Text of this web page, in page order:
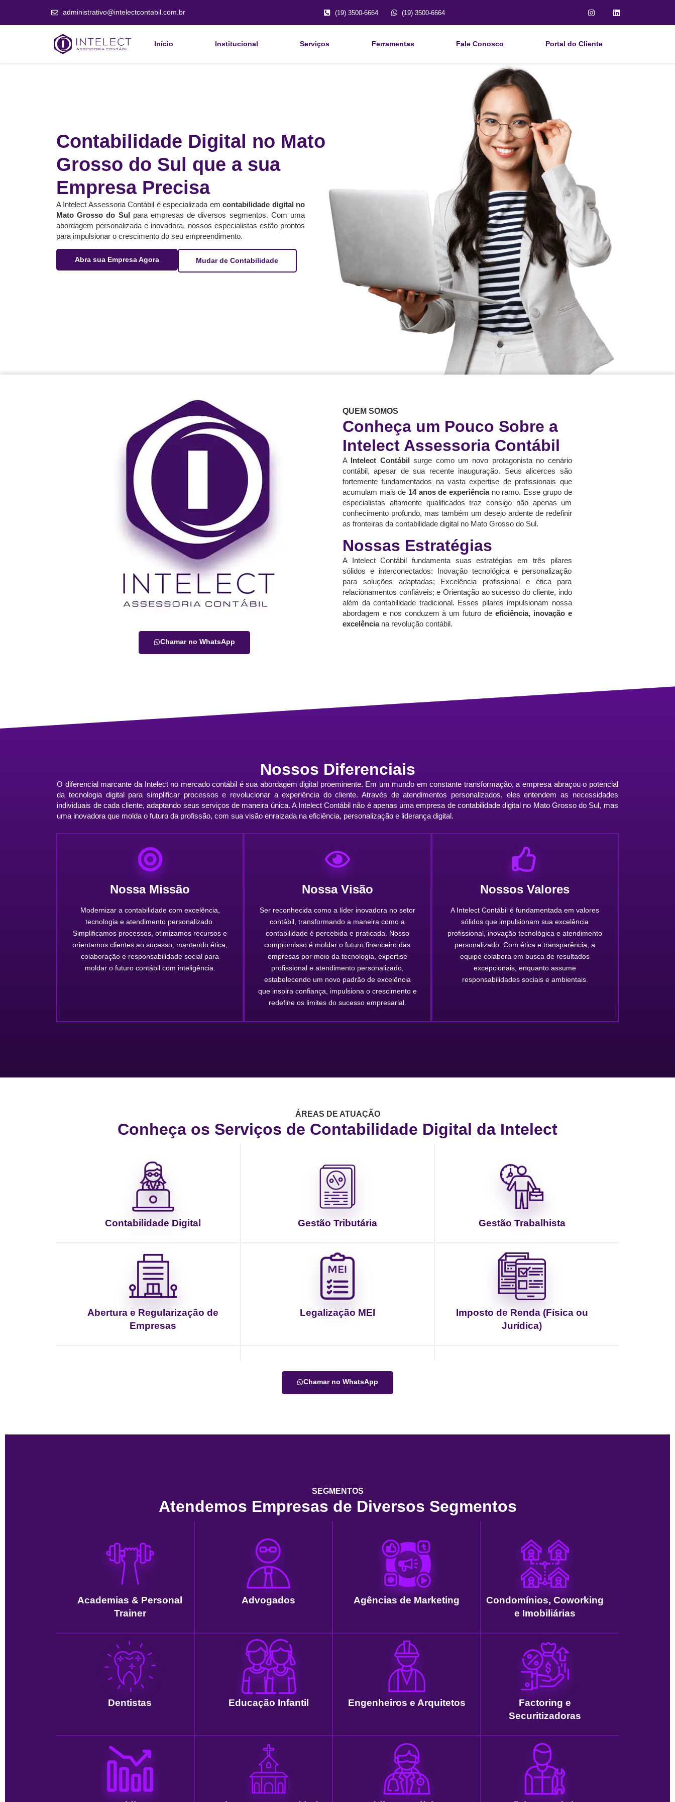
administrativo@intelectcontabil.com.br (19) 3500-6664 (19) 3500-6664
Início Institucional Serviços Ferramentas Fale Conosco Portal do Cliente
Contabilidade Digital no Mato
Grosso do Sul que a sua
Empresa Precisa
A Intelect Assessoria Contábil é especializada emcontabilidade digital no
Mato Grosso do Sul para empresas de diversos segmentos. Com uma
abordagem personalizada e inovadora, nossos especialistas estão prontos
para impulsionar o crescimento do seu empreendimento.
Abra sua Empresa Agora Mudar de Contabilidade
Chamar no WhatsApp
QUEM SOMOS
Conheça um Pouco Sobre a
Intelect Assessoria Contábil
A Intelect Contábil surge como um novo protagonista no cenário
contábil, apesar de sua recente inauguração. Seus alicerces são
fortemente fundamentados na vasta expertise de profissionais que
acumulam mais de 14 anos de experiênciano ramo. Esse grupo de
especialistas altamente qualificados traz consigo não apenas um
conhecimento profundo, mas também um desejo ardente de redefinir
as fronteiras da contabilidade digital no Mato Grosso do Sul.
Nossas Estratégias
A Intelect Contábil fundamenta suas estratégias em três pilares
sólidos e interconectados: Inovação tecnológica e personalização
para soluções adaptadas; Excelência profissional e ética para
relacionamentos confiáveis; e Orientação ao sucesso do cliente, indo
além da contabilidade tradicional. Esses pilares impulsionam nossa
abordagem e nos conduzem à um futuro de eficiência, inovação e
excelênciana revolução contábil.
Nossos Diferenciais
O diferencial marcante da Intelect no mercado contábil é sua abordagem digital proeminente. Em um mundo em constante transformação, a empresa abraçou o potencial
da tecnologia digital para simplificar processos e revolucionar a experiência do cliente. Através de atendimentos personalizados, eles entendem as necessidades
individuais de cada cliente, adaptando seus serviços de maneira única. A Intelect Contábil não é apenas uma empresa de contabilidade digital no Mato Grosso do Sul, mas
uma inovadora que molda o futuro da profissão, com sua visão enraizada na eficiência, personalização e liderança digital.
Nossa Missão
Modernizar a contabilidade com excelência,
tecnologia e atendimento personalizado.
Simplificamos processos, otimizamos recursos e
orientamos clientes ao sucesso, mantendo ética,
colaboração e responsabilidade social para
moldar o futuro contábil com inteligência.
Nossa Visão
Ser reconhecida como a líder inovadora no setor
contábil, transformando a maneira como a
contabilidade é percebida e praticada. Nosso
compromisso é moldar o futuro financeiro das
empresas por meio da tecnologia, expertise
profissional e atendimento personalizado,
estabelecendo um novo padrão de excelência
que inspira confiança, impulsiona o crescimento e
redefine os limites do sucesso empresarial.
Nossos Valores
A Intelect Contábil é fundamentada em valores
sólidos que impulsionam sua excelência
profissional, inovação tecnológica e atendimento
personalizado. Com ética e transparência, a
equipe colabora em busca de resultados
excepcionais, enquanto assume
responsabilidades sociais e ambientais.
ÁREAS DE ATUAÇÃO
Conheça os Serviços de Contabilidade Digital da Intelect
Contabilidade Digital Gestão Tributária Gestão Trabalhista
Abertura e Regularização de
Empresas
Legalização MEI
Imposto de Renda (Física ou
Jurídica)
Chamar no WhatsApp
SEGMENTOS
Atendemos Empresas de Diversos Segmentos
Academias & Personal
Trainer
Advogados Agências de Marketing
Condomínios, Coworking
e Imobiliárias
Dentistas Educação Infantil Engenheiros e Arquitetos
Factoring e
Securitizadoras